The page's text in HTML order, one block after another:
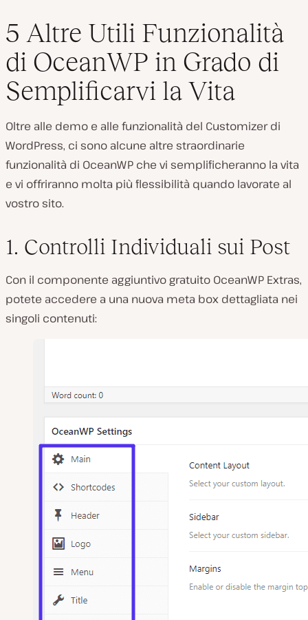
5 Altre Utili Funzionalità
di OceanWP in Grado di
Semplificarvi la Vita
Oltre alle demo e alle funzionalità del Customizer di
WordPress, ci sono alcune altre straordinarie
funzionalità di OceanWP che vi semplificheranno la vita
e vi offriranno molta più flessibilità quando lavorate al
vostro sito.
1. Controlli Individuali sui Post
Con il componente aggiuntivo gratuito OceanWP Extras,
potete accedere a una nuova meta box dettagliata nei
singoli contenuti: